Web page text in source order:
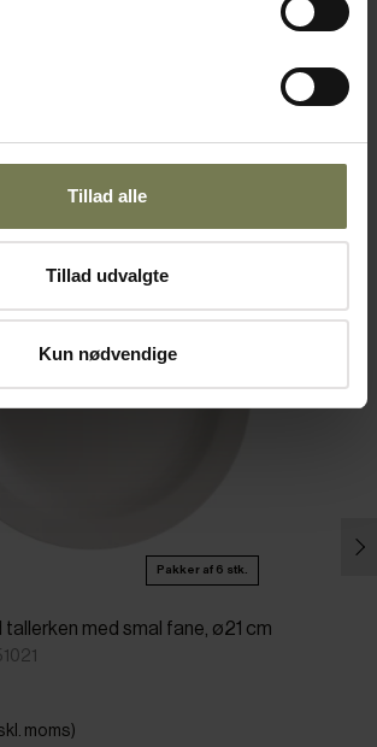
Tillad alle
Tillad udvalgte
Kun nødvendige
sammen med
Pakker af 6 stk.
med smal fane, ø21 cm
moms)